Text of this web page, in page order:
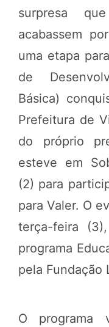
surpresa
acabassem
uma etapa
de
Básica)
Prefeitura de
do próprio
esteve em
(2) para
para Valer. O
terça-feira
programa
pela Fundação
O programa